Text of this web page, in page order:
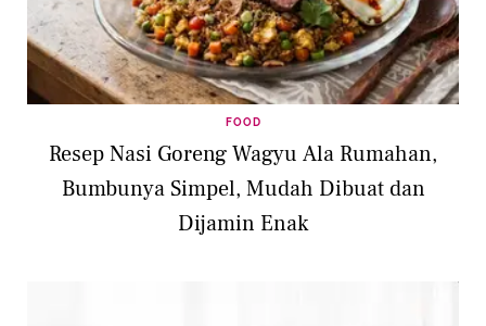
FOOD
Resep Nasi Goreng Wagyu Ala Rumahan,
Bumbunya Simpel, Mudah Dibuat dan
Dijamin Enak